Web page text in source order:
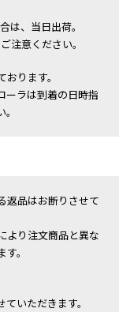
は、当日出荷。
注意ください。
ります。
ーラは到着の日時指
返品はお断りさせて
より注文商品と異な
。
いただきます。